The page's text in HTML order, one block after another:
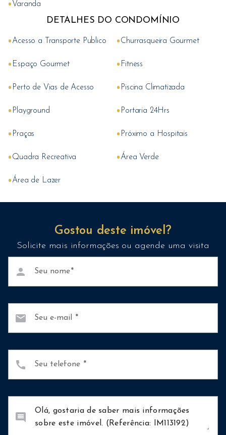
•Varanda
DETALHES DO CONDOMÍNIO
•Acesso a Transporte Publico •Churrasqueira Gourmet
• Espaço Gourmet • Fitness
• Perto de Vias de Acesso • Piscina Climatizada
• Playground • Portaria 24Hrs
• Praças • Próximo a Hospitais
•Quadra Recreativa •Área Verde
•Área de Lazer
Gostou deste imóvel?
Solicite mais informações ou agende uma visita
Seu nome
person
Seu e-mail
mail
Seu telefone
call
comment